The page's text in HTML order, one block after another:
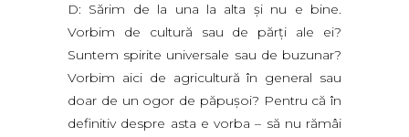
D: Sărim de la una la alta şi nu e bine.
Vorbim de cultură sau de părţi ale ei?
Suntem spirite universale sau de buzunar?
Vorbim aici de agricultură în general sau
doar de un ogor de păpuşoi? Pentru că în
definitiv despre asta e vorba – să nu rămâi